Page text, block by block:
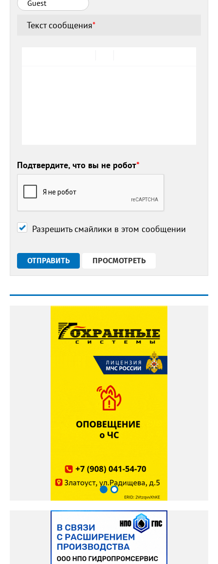
Текст сообщения*
Подтвердите, что вы не робот*
Разрешить смайлики в этом сообщении